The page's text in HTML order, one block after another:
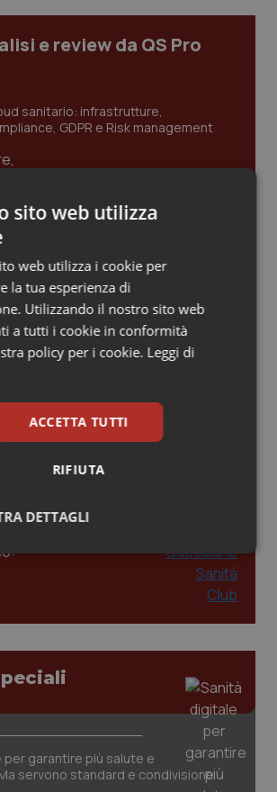
di Bolzano
di Trento
& Scompenso
Crohn & Rettocolite Ulcerosa
& patologie neurodegenerative
Nutrizione
Cardiologia
e review da QS Pro
sanitario: infrastrutture,
GDPR e Risk management
Linee Guida alle terapie innovative
Infermieristica 2026: nuovi
di responsabilità e autonomia
applicazioni concrete e
per garantire più salute e
servono standard e condivisione
sito web utilizza
web utilizza i cookie per
la tua esperienza di
Utilizzando il nostro sito web
a tutti i cookie in conformità
policy per i cookie. Leggi di
ACCETTA TUTTI
RIFIUTA
DETTAGLI
Statistici Marketing
Statistici
contribuiscono a rendere fruibile il
sito. Il sito web non è in grado di
correttamente senza questi cookie.